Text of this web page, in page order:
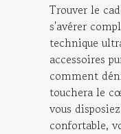
Trouver le
s'avérer
technique
accessoires
comment
touchera le
vous
confortable,